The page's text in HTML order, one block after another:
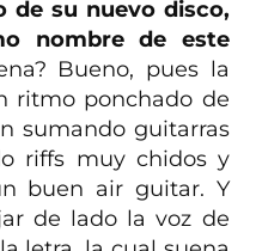
de su nuevo disco,
nombre de este
Bueno, pues la
ritmo ponchado de
sumando guitarras
riffs muy chidos y
buen air guitar. Y
de lado la voz de